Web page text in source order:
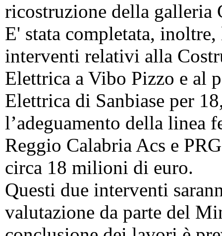
ricostruzione della
E' stata completata,
interventi relativi alla
Elettrica a Vibo Pizzo e al
Elettrica di Sanbiase per
l’adeguamento della linea
Reggio Calabria Acs e
circa 18 milioni di euro.
Questi due interventi
valutazione da parte del